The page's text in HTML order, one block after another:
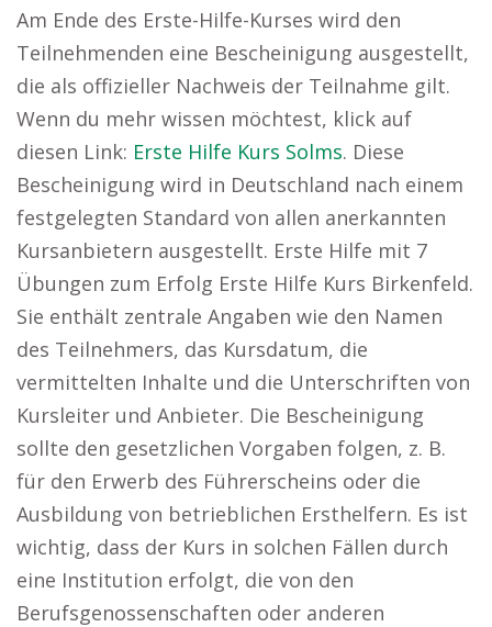
Am Ende des Erste-Hilfe-Kurses wird den
Teilnehmenden eine Bescheinigung ausgestellt,
die als offizieller Nachweis der Teilnahme gilt.
Wenn du mehr wissen möchtest, klick auf
diesen Link: Erste Hilfe Kurs Solms. Diese
Bescheinigung wird in Deutschland nach einem
festgelegten Standard von allen anerkannten
Kursanbietern ausgestellt. Erste Hilfe mit 7
Übungen zum Erfolg Erste Hilfe Kurs Birkenfeld.
Sie enthält zentrale Angaben wie den Namen
des Teilnehmers, das Kursdatum, die
vermittelten Inhalte und die Unterschriften von
Kursleiter und Anbieter. Die Bescheinigung
sollte den gesetzlichen Vorgaben folgen, z. B.
für den Erwerb des Führerscheins oder die
Ausbildung von betrieblichen Ersthelfern. Es ist
wichtig, dass der Kurs in solchen Fällen durch
eine Institution erfolgt, die von den
Berufsgenossenschaften oder anderen